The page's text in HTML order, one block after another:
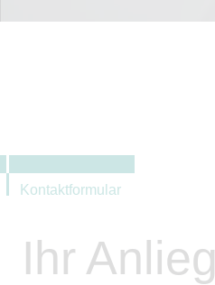
Kontaktformular
Ihr